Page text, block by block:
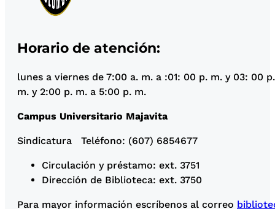
Horario de atención:
lunes a viernes de 7:00 a. m. a :01: 00 p. m. y 03: 00
m. y 2:00 p. m. a 5:00 p. m.
Campus Universitario Majavita
Sindicatura Teléfono: (607) 6854677
Circulación y préstamo: ext. 3751
Dirección de Biblioteca: ext. 3750
Para mayor información escríbenos al correo